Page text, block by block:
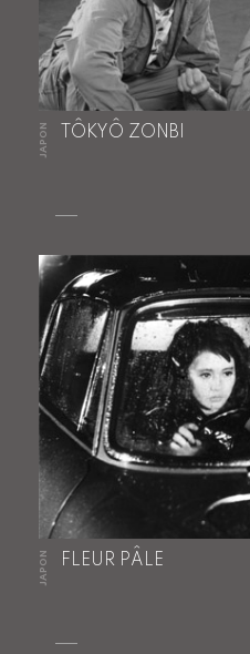
JAPON TÔKYÔ ZONBI
JAPON FLEUR PÂLE